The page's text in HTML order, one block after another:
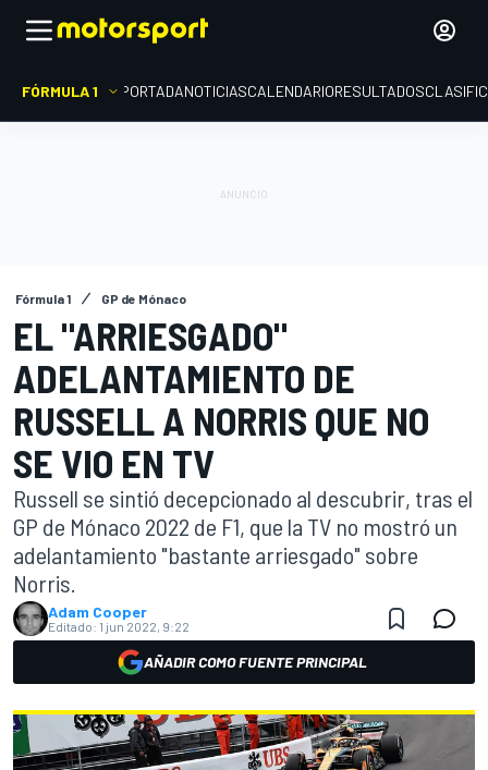
FÓRMULA 1 PORTADANOTICIASCALENDARIORESULTADOS
Fórmula 1 GP de Mónaco
EL "ARRIESGADO"
ADELANTAMIENTO DE
RUSSELL A NORRIS QUE NO
SE VIO EN TV
Russell se sintió decepcionado al descubrir, tras el
GP de Mónaco 2022 de F1, que la TV no mostró un
adelantamiento "bastante arriesgado" sobre
Norris.
Adam Cooper
Editado: 1 jun 2022, 9:22
AÑADIR COMO FUENTE PRINCIPAL